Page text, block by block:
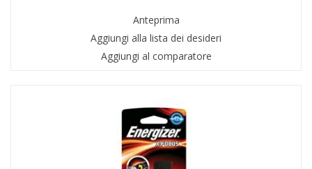
Anteprima
Aggiungi alla lista dei desideri
Aggiungi al comparatore